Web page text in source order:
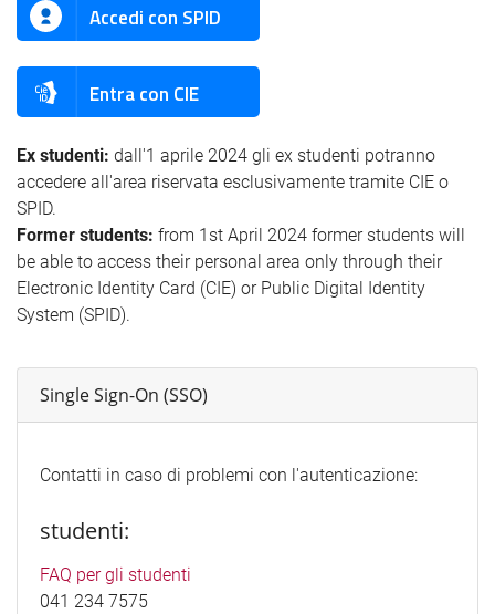
Accedi con SPID
Entra con CIE
Ex studenti: dall'1 aprile 2024 gli ex studenti potranno
accedere all'area riservata esclusivamente tramite CIE o
SPID.
Former students: from 1st April 2024 former students will
be able to access their personal area only through their
Electronic Identity Card (CIE) or Public Digital Identity
System (SPID).
Single Sign-On (SSO)
Contatti in caso di problemi con l'autenticazione:
studenti:
FAQ per gli studenti
041 234 7575